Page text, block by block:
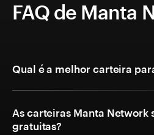
FAQ de Manta
Qual é a melhor carteira
As carteiras Manta Network
gratuitas?